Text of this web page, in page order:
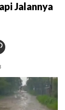
Jalannya